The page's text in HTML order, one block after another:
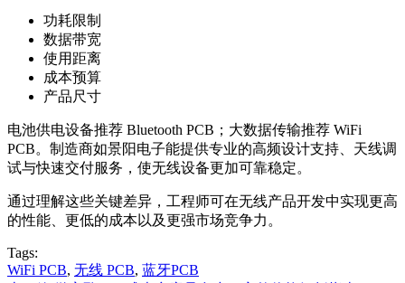
功耗限制
数据带宽
使用距离
成本预算
产品尺寸
电池供电设备推荐 Bluetooth PCB；大数据传输推荐 WiFi
PCB。制造商如景阳电子能提供专业的高频设计支持、天线调
试与快速交付服务，使无线设备更加可靠稳定。
通过理解这些关键差异，工程师可在无线产品开发中实现更高
的性能、更低的成本以及更强市场竞争力。
Tags:
WiFi PCB, 无线 PCB, 蓝牙PCB